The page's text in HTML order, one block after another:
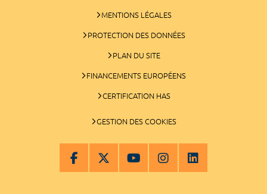
MENTIONS LÉGALES
PROTECTION DES DONNÉES
PLAN DU SITE
FINANCEMENTS EUROPÉENS
CERTIFICATION HAS
GESTION DES COOKIES